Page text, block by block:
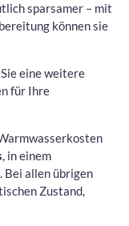
sparsamer – mit
können sie
eine weitere
für Ihre
, in einem
Bei allen übrigen
Zustand,